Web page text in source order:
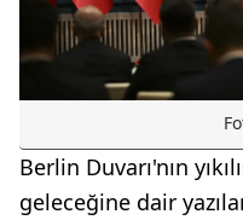
Berlin Duvarı'nın
geleceğine dair